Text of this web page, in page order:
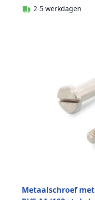
2-5 werkdagen
Metaalschroef